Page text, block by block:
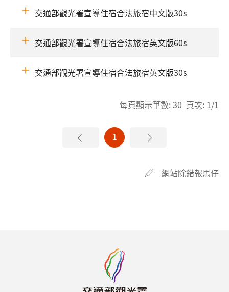
交通部觀光署宣導住宿合法旅宿中文版30s
交通部觀光署宣導住宿合法旅宿英文版60s
交通部觀光署宣導住宿合法旅宿英文版30s
每頁顯示筆數: 30 頁次: 1/1
1
網站除錯報馬仔